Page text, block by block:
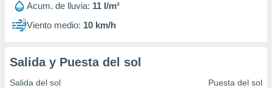
Acum. de lluvia: 11 l/m²
Viento medio: 10 km/h
Salida y Puesta del sol
Salida del sol Puesta del sol